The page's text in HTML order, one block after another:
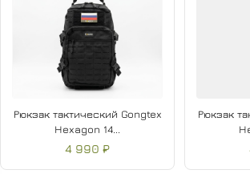
Рюкзак тактический Gongtex
Hexagon 14...
4 990 ₽
Рюкзак